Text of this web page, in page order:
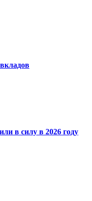
в силу в 2026 году